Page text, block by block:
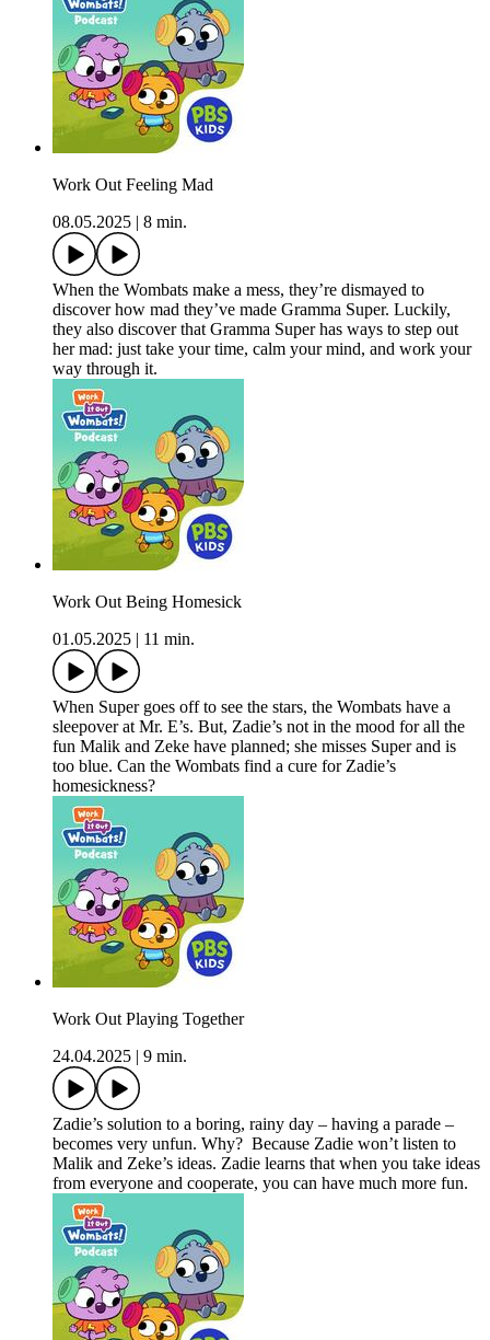
Work Out Feeling Mad
08.05.2025
8 min.
When the Wombats make a mess, they’re dismayed to
discover how mad they’ve made Gramma Super. Luckily,
they also discover that Gramma Super has ways to step out
her mad: just take your time, calm your mind, and work your
way through it.
Work Out Being Homesick
01.05.2025
11 min.
When Super goes off to see the stars, the Wombats have a
sleepover at Mr. E’s. But, Zadie’s not in the mood for all the
fun Malik and Zeke have planned; she misses Super and is
too blue. Can the Wombats find a cure for Zadie’s
homesickness?
Work Out Playing Together
24.04.2025
9 min.
Zadie’s solution to a boring, rainy day – having a parade –
becomes very unfun. Why? Because Zadie won’t listen to
Malik and Zeke’s ideas. Zadie learns that when you take ideas
from everyone and cooperate, you can have much more fun.